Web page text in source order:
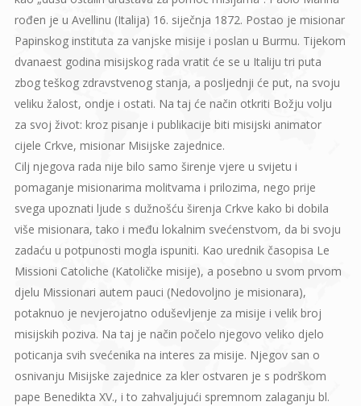
rođen je u Avellinu (Italija) 16. siječnja 1872. Postao je misionar
Papinskog instituta za vanjske misije i poslan u Burmu. Tijekom
dvanaest godina misijskog rada vratit će se u Italiju tri puta
zbog teškog zdravstvenog stanja, a posljednji će put, na svoju
veliku žalost, ondje i ostati. Na taj će način otkriti Božju volju
za svoj život: kroz pisanje i publikacije biti misijski animator
cijele Crkve, misionar Misijske zajednice.
Cilj njegova rada nije bilo samo širenje vjere u svijetu i
pomaganje misionarima molitvama i prilozima, nego prije
svega upoznati ljude s dužnošću širenja Crkve kako bi dobila
više misionara, tako i među lokalnim svećenstvom, da bi svoju
zadaću u potpunosti mogla ispuniti. Kao urednik časopisa Le
Missioni Catoliche (Katoličke misije), a posebno u svom prvom
djelu Missionari autem pauci (Nedovoljno je misionara),
potaknuo je nevjerojatno oduševljenje za misije i velik broj
misijskih poziva. Na taj je način počelo njegovo veliko djelo
poticanja svih svećenika na interes za misije. Njegov san o
osnivanju Misijske zajednice za kler ostvaren je s podrškom
pape Benedikta XV., i to zahvaljujući spremnom zalaganju bl.